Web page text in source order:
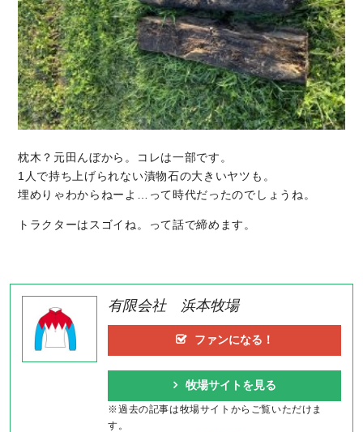
枕木？元田んぼから。コレは一部です。
1人で持ち上げられない漬物石の大きいヤツも。
埋めりゃわからねーよ…って時代だったのでしょうね。
トラクターはスゴイね。って話で締めます。
有限会社 浜本牧場
ファンになる！
牧場サイトを見る
※過去の記事は牧場サイトからご覧いただけま
す。